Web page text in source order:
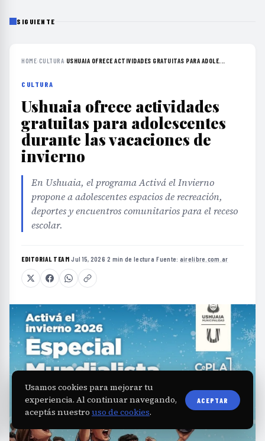
SIGUIENTE
HOME›CULTURA› USHUAIA OFRECE ACTIVIDADES GRATUITAS PARA ADOLE...
CULTURA
Ushuaia ofrece actividades
gratuitas para adolescentes
durante las vacaciones de
invierno
En Ushuaia, el programa Activá el Invierno
propone a adolescentes espacios de recreación,
deportes y encuentros comunitarios para el receso
escolar.
EDITORIAL TEAM·Jul 15, 2026·2 min de lectura·Fuente: airelibre.com.ar
Usamos cookies para mejorar tu
experiencia. Al continuar navegando,
aceptás nuestro uso de cookies.
ACEPTAR